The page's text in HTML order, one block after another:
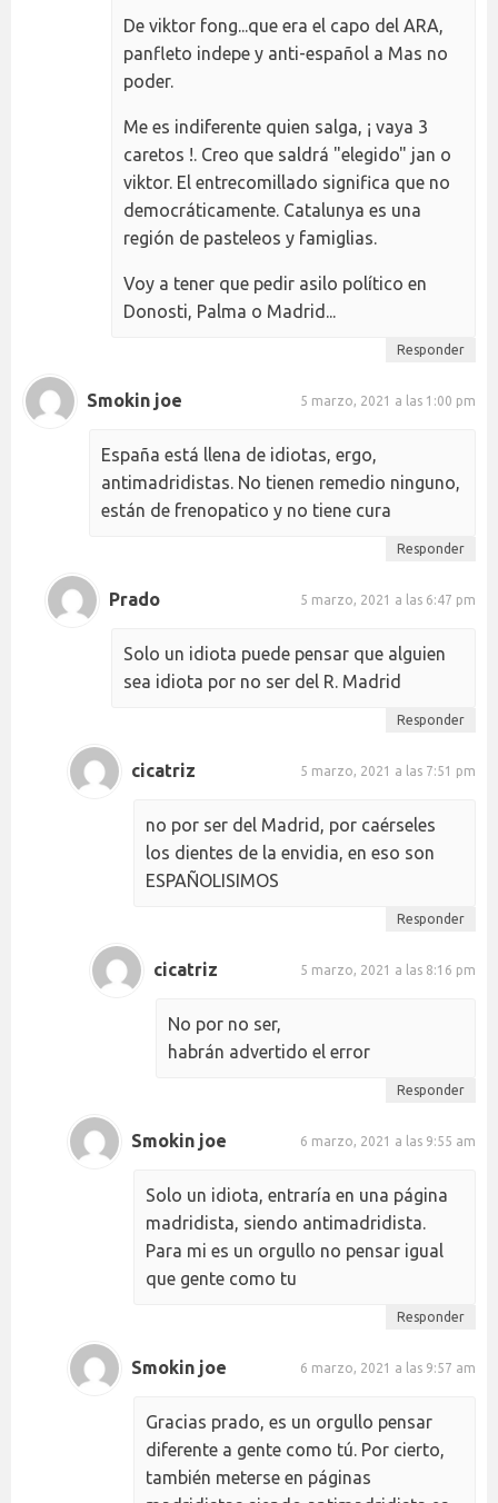
De viktor fong...que era el capo del ARA,
panfleto indepe y anti-español a Mas no
poder.
Me es indiferente quien salga, ¡ vaya 3
caretos !. Creo que saldrá "elegido" jan o
viktor. El entrecomillado significa que no
democráticamente. Catalunya es una
región de pasteleos y famiglias.
Voy a tener que pedir asilo político en
Donosti, Palma o Madrid...
Responder
Smokin joe 5 marzo, 2021 a las 1:00 pm
España está llena de idiotas, ergo,
antimadridistas. No tienen remedio ninguno,
están de frenopatico y no tiene cura
Responder
Prado 5 marzo, 2021 a las 6:47 pm
Solo un idiota puede pensar que alguien
sea idiota por no ser del R. Madrid
Responder
cicatriz 5 marzo, 2021 a las 7:51 pm
no por ser del Madrid, por caérseles
los dientes de la envidia, en eso son
ESPAÑOLISIMOS
Responder
cicatriz 5 marzo, 2021 a las 8:16 pm
No por no ser,
habrán advertido el error
Responder
Smokin joe 6 marzo, 2021 a las 9:55 am
Solo un idiota, entraría en una página
madridista, siendo antimadridista.
Para mi es un orgullo no pensar igual
que gente como tu
Responder
Smokin joe 6 marzo, 2021 a las 9:57 am
Gracias prado, es un orgullo pensar
diferente a gente como tú. Por cierto,
también meterse en páginas